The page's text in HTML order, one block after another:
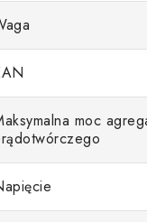
moc